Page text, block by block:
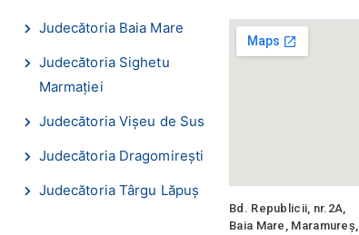
Judecătoria Baia Mare
Judecătoria Sighetu
Marmaţiei
Judecătoria Vişeu de Sus
Judecătoria Dragomireşti
Judecătoria Târgu Lăpuş
Bd. Republicii, nr.2A,
Baia Mare, Maramureş,